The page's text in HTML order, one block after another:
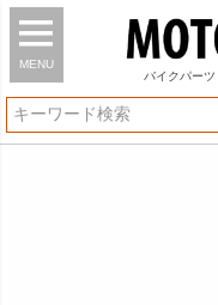
MENU
バイク パーツ